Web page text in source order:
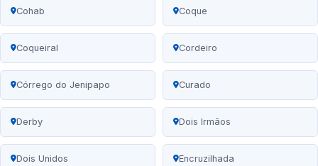
Cohab Coque
Coqueiral Cordeiro
Córrego do Jenipapo Curado
Derby Dois Irmãos
Dois Unidos Encruzilhada